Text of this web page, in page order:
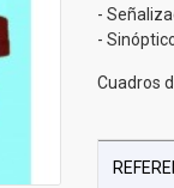
-
-
Cuadros